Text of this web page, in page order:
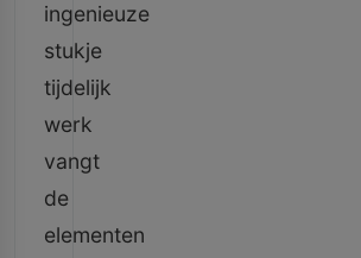
ingenieuze
stukje
tijdelijk
werk
vangt
de
elementen